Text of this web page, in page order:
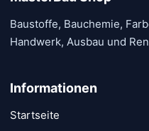
Baustoffe, Bauchemie,
Handwerk, Ausbau und
Informationen
Startseite